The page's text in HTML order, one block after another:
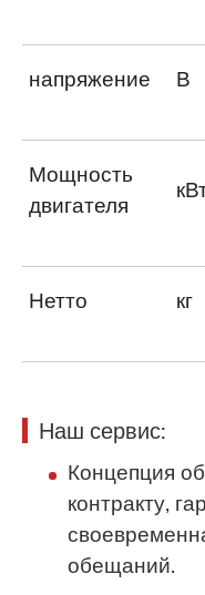
напряжение В
Мощность
двигателя
Нетто кг
Наш сервис:
Концепция
контракту,
обещаний.